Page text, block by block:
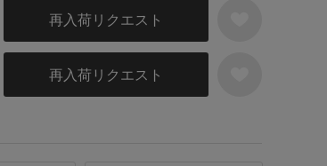
再入荷リクエスト
再入荷リクエスト